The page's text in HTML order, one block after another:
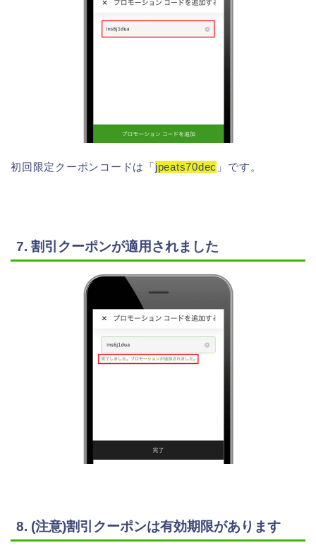
初回限定クーポンコードは「jpeats70dec 」です。
7. 割引クーポンが適用されました
8. (注意)割引クーポンは有効期限があります